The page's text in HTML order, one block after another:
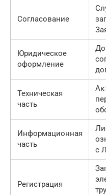
Согласование
Юридическое
оформление
Техническая
часть
Информационная
часть
с
Регистрация